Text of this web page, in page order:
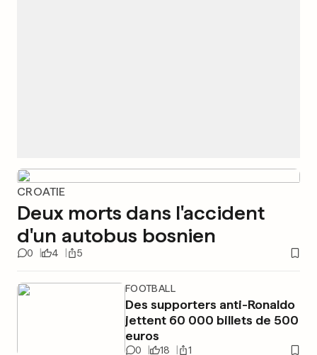
CROATIE
Deux morts dans l'accident
d'un autobus bosnien
0 4 5
FOOTBALL
Des supporters anti-Ronaldo
jettent 60 000 billets de 500
euros
0 18 1